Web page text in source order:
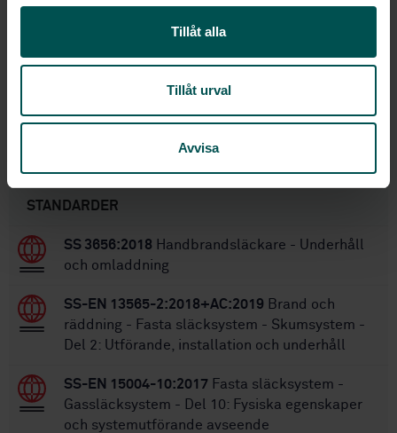
Tillåt alla
Tillåt urval
Avvisa
Utgåva:3
2018-03-19
Antal sidor:68
SS-EN 1568-3:2008/AC:2010
Inom samma område
STANDARDER
SS 3656:2018 Handbrandsläckare - Underhåll
och omladdning
SS-EN 13565-2:2018+AC:2019 Brand och
räddning - Fasta släcksystem - Skumsystem -
Del 2: Utförande, installation och underhåll
SS-EN 15004-10:2017 Fasta släcksystem -
Gassläcksystem - Del 10: Fysiska egenskaper
och systemutförande avseende